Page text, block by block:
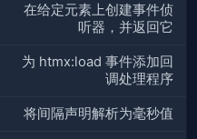
在给定元素上创建事件侦
听器，并返回它
为 htmx:load 事件添加回
调处理程序
将间隔声明解析为毫秒值